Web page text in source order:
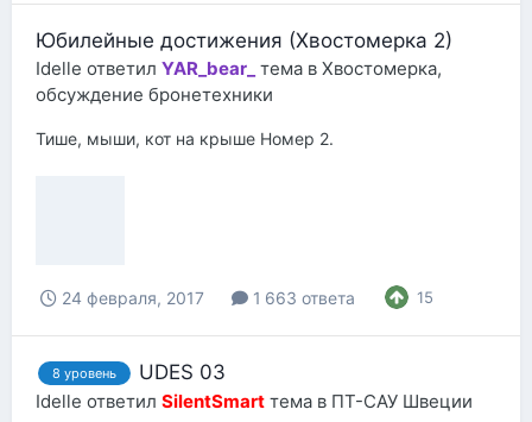
Юбилейные достижения (Хвостомерка 2)
Idelle ответил YAR_bear_ тема в Хвостомерка,
обсуждение бронетехники
Тише, мыши, кот на крыше Номер 2.
24 февраля, 2017 1 663 ответа 15
8 уровень UDES 03
Idelle ответил SilentSmart тема в ПТ-САУ Швеции